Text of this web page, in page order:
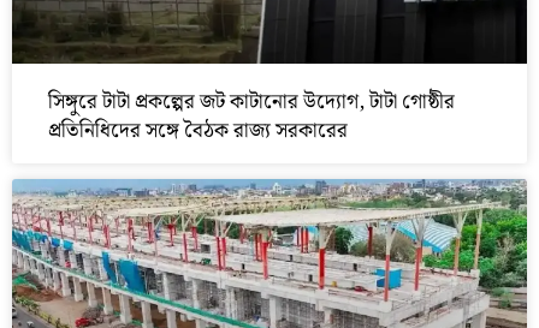
সিঙ্গুরে টাটা প্রকল্পের জট কাটানোর উদ্যোগ, টাটা গোষ্ঠীর
প্রতিনিধিদের সঙ্গে বৈঠক রাজ্য সরকারের